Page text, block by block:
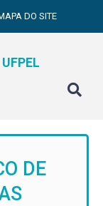
DO SITE
UFPEL
DE